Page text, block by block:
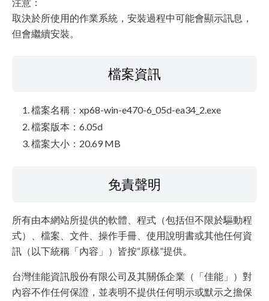
取決於所使用的作業系統，安裝過程中可能會顯示訊息，
但會繼續安裝。
檔案資訊
檔案名稱：xp68-win-e470-6_05d-ea34_2.exe
檔案版本：6.05d
檔案大小：20.69 MB
免責聲明
所有由本網站所提供的軟體、程式（包括但不限於驅動程
式）、檔案、文件、操作手冊、使用說明書或其他任何資
訊（以下統稱「內容」）皆按“原樣”提供。
台灣佳能資訊股份有限公司及其關係企業（「佳能」）對
內容不作任何保證，並表明不提供任何明示或默示之擔保